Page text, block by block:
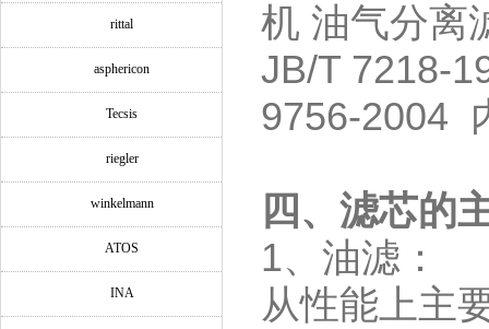
rittal
asphericon
Tecsis
riegler
winkelmann
ATOS
INA
机 油气分离
JB/T 7218-
9756-2004
四、滤芯的
1、油滤：
从性能上主